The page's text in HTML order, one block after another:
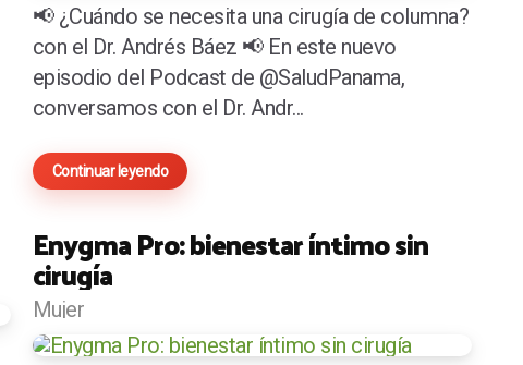
📢 ¿Cuándo se necesita una cirugía de columna?
con el Dr. Andrés Báez 📢 En este nuevo
episodio del Podcast de @SaludPanama,
conversamos con el Dr. Andr...
Continuar leyendo
Enygma Pro: bienestar íntimo sin
cirugía
Mujer